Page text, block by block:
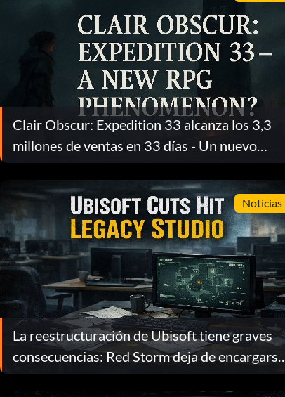
Clair Obscur: Expedition 33 alcanza los 3,3
millones de ventas en 33 días - Un nuevo
fenómeno RPG
Noticias
La reestructuración de Ubisoft tiene graves
consecuencias: Red Storm deja de encargarse
del desarrollo